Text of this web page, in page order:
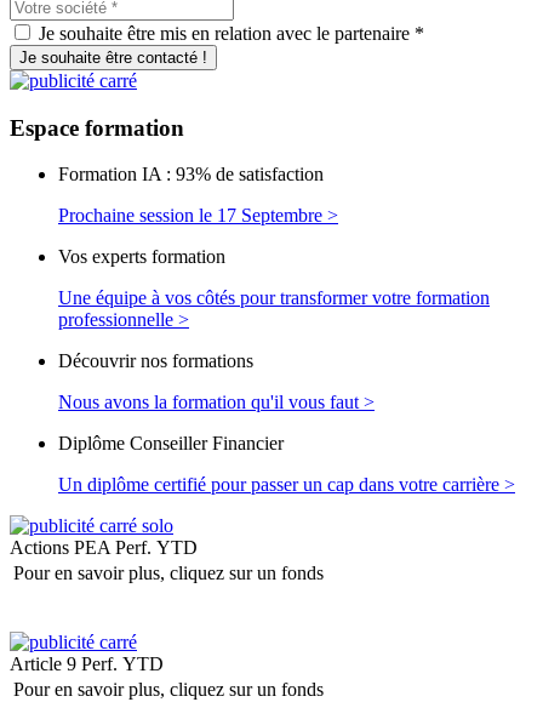
Je souhaite être mis en relation avec le partenaire *
Je souhaite être contacté !
Espace formation
Formation IA : 93% de satisfaction
Prochaine session le 17 Septembre >
Vos experts formation
Une équipe à vos côtés pour transformer votre formation
professionnelle >
Découvrir nos formations
Nous avons la formation qu'il vous faut >
Diplôme Conseiller Financier
Un diplôme certifié pour passer un cap dans votre carrière >
Actions PEA Perf. YTD
Pour en savoir plus, cliquez sur un fonds
Article 9 Perf. YTD
Pour en savoir plus, cliquez sur un fonds